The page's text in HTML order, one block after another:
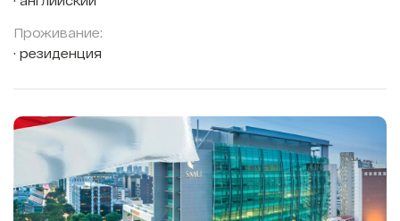
Проживание:
резиденция